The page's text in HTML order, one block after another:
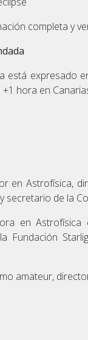
completa y
está expresado
hora en
en Astrofísica,
secretario de la
en Astrofísica
Fundación
amateur,